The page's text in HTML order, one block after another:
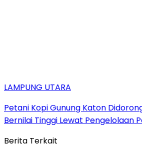
LAMPUNG UTARA
Petani Kopi Gunung Katon
Bernilai Tinggi Lewat Pengelolaan
Berita Terkait